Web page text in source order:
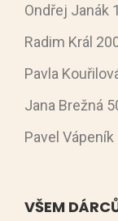
Ondřej Janák
Radim Král
Pavla
Jana Brežná
Pavel Vápeník
VŠEM